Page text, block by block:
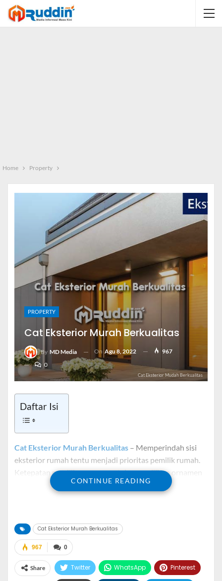
Home Property
PROPERTY
Cat Eksterior Murah Berkualitas
By MD Media On Agu 8, 2022
967
0
Cat Eksterior Mudah Berkualitas
Daftar Isi
Cat Eksterior Murah Berkualitas – Memperindah sisi
eksterior rumah tentu menjadi prioritas pemilik rumah.
Ketepatan pemilihan warna cat dan pemilihan ornamen
menjadi bagian terpenting dalam merealisasikan desain
agar terlihat indah.
cat eksterior mahal tidak bisa menjadi jaminan hasil
desain. Terkadang cat eksterior murah pun bisa membuat
hasil terlihat sempurna.
Sebelum memilih cat eksterior alangka baiknya tentukan
CONTINUE READING
Cat Eksterior Murah Berkualitas
0
967
Share Twitter WhatsApp Pinterest